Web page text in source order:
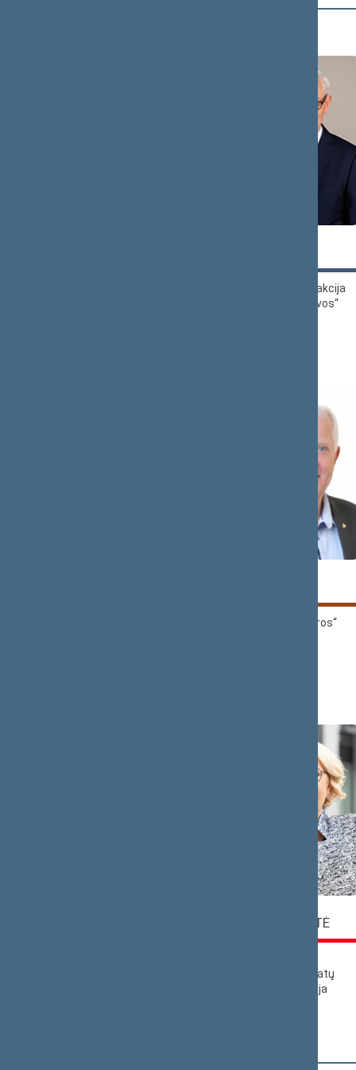
Demokratų frakcija
„Vardan Lietuvos“
„Nemuno aušros“
BUDBERGYTĖ
socialdemokratų
partijos frakcija